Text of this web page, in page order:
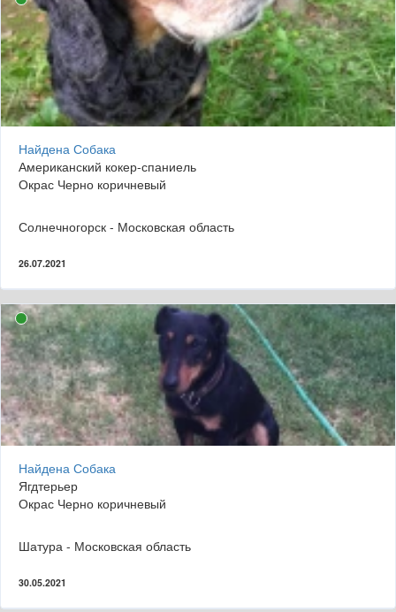
Найдена Собака
Американский кокер-спаниель
Окрас Черно коричневый
Солнечногорск - Московская область
26.07.2021
Найдена Собака
Ягдтерьер
Окрас Черно коричневый
Шатура - Московская область
30.05.2021